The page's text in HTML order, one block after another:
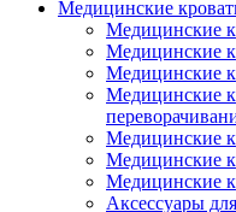
Медицинские
Медицинские
Медицинские
Медицинские
Медицинские
Медицинские
Медицинские
Медицинские
Аксессуары